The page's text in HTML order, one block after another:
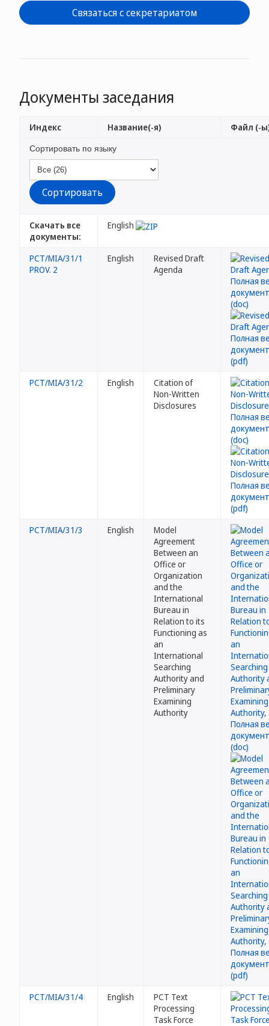
Связаться с секретариатом
Документы заседания
Сортировать по языку
Скачать все
документы:
English
Индекс Название(-я) Файл (-
PCT/MIA/31/1
PROV. 2
English
Revised Draft
Agenda
PCT/MIA/31/2 English
Citation of
Non-Written
Disclosures
PCT/MIA/31/3 English
Model
Agreement
Between an
Office or
Organization
and the
International
Bureau in
Relation to its
Functioning as
an
International
Searching
Authority and
Preliminary
Examining
Authority
PCT/MIA/31/4 English
PCT Text
Processing
Task Force